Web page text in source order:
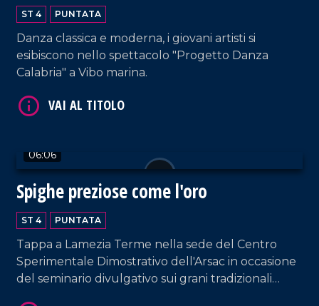
ST 4 PUNTATA
Danza classica e moderna, i giovani artisti si
esibiscono nello spettacolo "Progetto Danza
Calabria" a Vibo marina.
06:06
Spighe preziose come l'oro
ST 4 PUNTATA
Tappa a Lamezia Terme nella sede del Centro
Sperimentale Dimostrativo dell'Arsac in occasione
del seminario divulgativo sui grani tradizionali
VAI AL TITOLO